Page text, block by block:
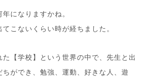
になりますかね。
こないくらい時が経ちました。
【学校】という世界の中で、先生と出
ができ、勉強、運動、好きな人、遊